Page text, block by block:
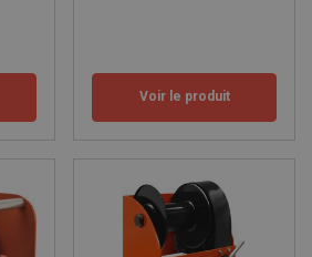
Voir le produit